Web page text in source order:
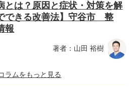
は？原因と症状・対策を解
できる改善法】守谷市 整
報
著者：山田 裕樹
ラムをもっと見る